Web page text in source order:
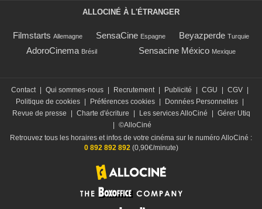
ALLOCINÉ À L'ÉTRANGER
Filmstarts Allemagne SensaCine Espagne Beyazperde Turquie
AdoroCinema Brésil Sensacine México Mexique
Contact | Qui sommes-nous | Recrutement | Publicité | CGU | CGV |
Politique de cookies | Préférences cookies | Données Personnelles |
Revue de presse
| Charte d'écriture | Les services AlloCiné | Gérer Utiq
| ©AlloCiné
Retrouvez tous les horaires et infos de votre cinéma sur le numéro AlloCiné :
0 892 892 892(0,90€/minute)